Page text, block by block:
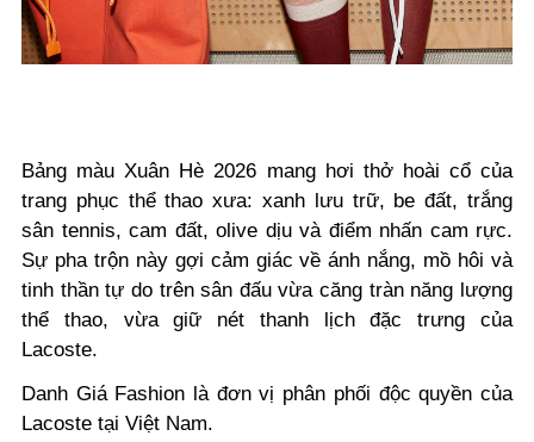
Bảng màu Xuân Hè 2026 mang hơi thở hoài cổ của
trang phục thể thao xưa: xanh lưu trữ, be đất, trắng
sân tennis, cam đất, olive dịu và điểm nhấn cam rực.
Sự pha trộn này gợi cảm giác về ánh nắng, mồ hôi và
tinh thần tự do trên sân đấu vừa căng tràn năng lượng
thể thao, vừa giữ nét thanh lịch đặc trưng của
Lacoste.
Danh Giá Fashion là đơn vị phân phối độc quyền của
Lacoste tại Việt Nam.